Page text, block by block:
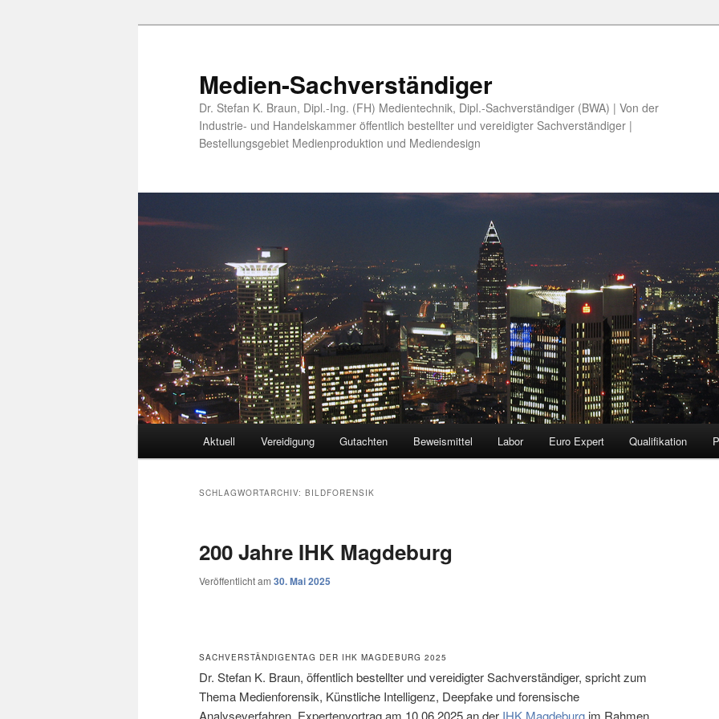
Medien-Sachverständiger
Dr. Stefan K. Braun, Dipl.-Ing. (FH) Medientechnik, Dipl.-Sachverständiger (BWA) | Von der
Industrie- und Handelskammer öffentlich bestellter und vereidigter Sachverständiger |
Bestellungsgebiet Medienproduktion und Mediendesign
Aktuell Vereidigung Gutachten Beweismittel Labor Euro Expert Qualifikation
SCHLAGWORTARCHIV: BILDFORENSIK
200 Jahre IHK Magdeburg
Veröffentlicht am 30. Mai 2025
SACHVERSTÄNDIGENTAG DER IHK MAGDEBURG 2025
Dr. Stefan K. Braun, öffentlich bestellter und vereidigter Sachverständiger, spricht zum
Thema Medienforensik, Künstliche Intelligenz, Deepfake und forensische
Analyseverfahren. Expertenvortrag am 10.06.2025 an der IHK Magdeburg im Rahmen